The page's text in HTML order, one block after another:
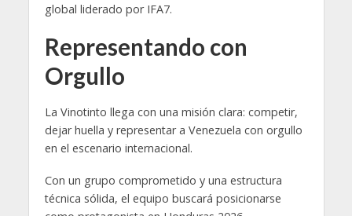
global liderado por IFA7.
Representando con
Orgullo
La Vinotinto llega con una misión clara: competir,
dejar huella y representar a Venezuela con orgullo
en el escenario internacional.
Con un grupo comprometido y una estructura
técnica sólida, el equipo buscará posicionarse